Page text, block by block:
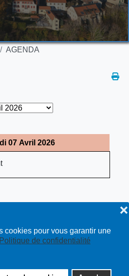
cookies pour vous garantir une
Politique de confidentialité
❌
AGENDA
07 Avril 2026
- tous droits réservés | site :